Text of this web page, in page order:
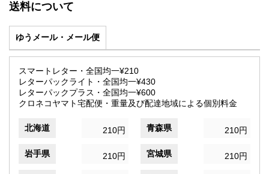
送料について
ゆうメール・メール便
スマートレター・全国均一¥210
レターパックライト・全国均一¥430
レターパックプラス・全国均一¥600
クロネコヤマト宅配便・重量及び配達地域による個別料金
北海道 210円 青森県 210円
岩手県 210円 宮城県 210円